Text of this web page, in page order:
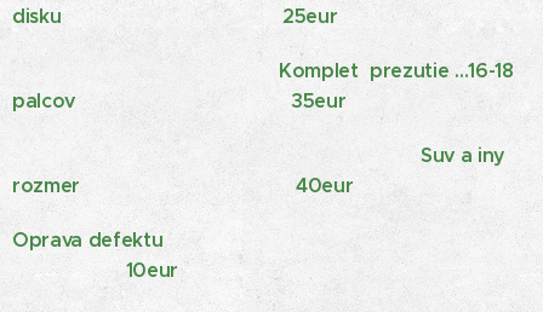
disku
25eur
Komplet prezutie ...16-18
palcov 35eur
Suv a iny
rozmer 40eur
Oprava defektu
10eur